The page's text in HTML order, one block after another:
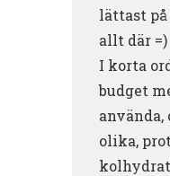
lättast på
allt där =)
I korta
budget
olika,